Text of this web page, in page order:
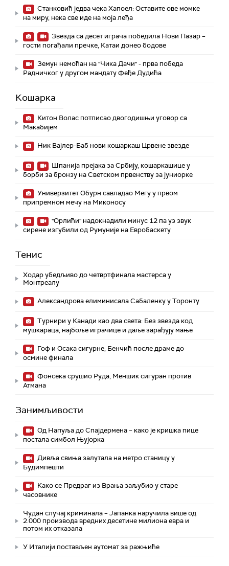
Станковић једва чека Хапоел: Оставите ове момке
на миру, нека све иде на моја леђа
Звезда са десет играча победила Нови Пазар –
гости погађали пречке, Катаи донео бодове
Земун немоћан на "Чика Дачи" - прва победа
Радничког у другом мандату Феђе Дудића
Кошарка
Китон Волас потписао двогодишњи уговор са
Макабијем
Ник Вајлер-Баб нови кошаркаш Црвене звезде
Шпанија прејакa за Србију, кошаркашице у
борби за бронзу на Светском првенству за јуниорке
Универзитет Обурн савладао Мегу у првом
припремном мечу на Миконосу
"Орлићи" надокнадили минус 12 па уз звук
сирене изгубили од Румуније на Евробаскету
Тенис
Ходар убедљиво до четвртфинала мастерса у
Монтреалу
Александрова елиминисала Сабаленку у Торонту
Турнири у Канади као два света: Без звезда код
мушкараца, најбоље играчице и даље зарађују мање
Гоф и Осака сигурне, Бенчић после драме до
осмине финала
Фонсека срушио Руда, Меншик сигуран против
Атмана
Занимљивости
Од Напуља до Спајдермена – како је кришка пице
постала симбол Њујорка
Дивља свиња залутала на метро станицу у
Будимпешти
Како се Предраг из Врања заљубио у старе
часовнике
Чудан случај криминала – Јапанка наручила више од
2.000 производа вредних десетине милиона евра и
потом их отказала
У Италији постављен аутомат за ражњиће